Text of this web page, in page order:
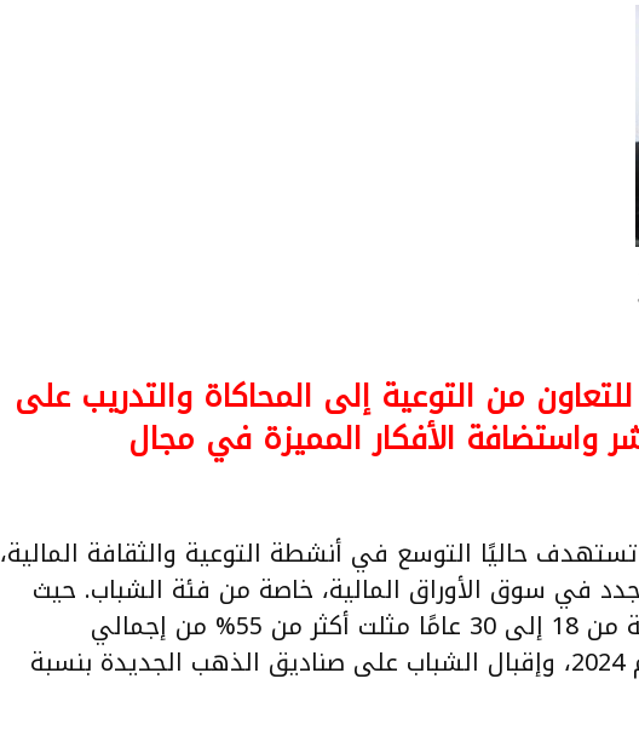
من التوعية إلى المحاكاة والتدريب على
واستضافة الأفكار المميزة في مجال
حاليًا التوسع في أنشطة التوعية والثقافة المالية،
في سوق الأوراق المالية، خاصة من فئة الشباب. حيث
كشفت الإحصائيات أن الفئة العمرية من 18 إلى 30 عامًا مثلت أكثر من 55% من إجمالي
المستثمرين الجدد في البورصة عام 2024، وإقبال الشباب على صناديق الذهب الجديدة بنسبة